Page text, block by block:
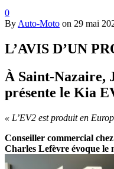
0
By Auto-Moto on 29 mai
L’AVIS D’UN
À Saint-Nazaire,
présente le Kia
« L’EV2 est produit en
Conseiller commercial
Charles Lefèvre évoque le